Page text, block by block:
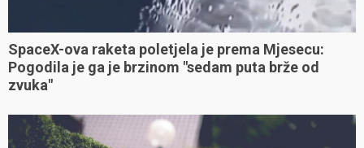
SpaceX-ova raketa poletjela je prema Mjesecu:
Pogodila je ga je brzinom "sedam puta brže od
zvuka"